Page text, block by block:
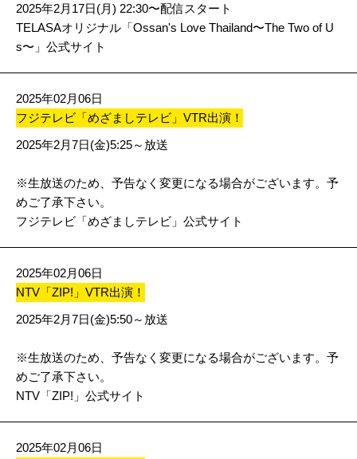
2025年2月17日(月) 22:30〜配信スタート
TELASAオリジナル「Ossan's Love Thailand〜The Two of U
s〜」公式サイト
2025年02月06日
フジテレビ「めざましテレビ」VTR出演！
2025年2月7日(金)5:25～放送
※生放送のため、予告なく変更になる場合がございます。予
めご了承下さい。
フジテレビ「めざましテレビ」公式サイト
2025年02月06日
NTV「ZIP!」VTR出演！
2025年2月7日(金)5:50～放送
※生放送のため、予告なく変更になる場合がございます。予
めご了承下さい。
NTV「ZIP!」公式サイト
2025年02月06日